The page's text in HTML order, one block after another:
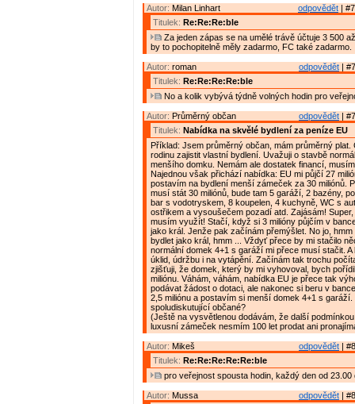
odpovědět |
Autor: Milan Linhart
Titulek: Re:Re:Re:ble
Za jeden zápas se na umělé trávě účtuje 3 500
by to pochopitelně měly zadarmo, FC také zadarmo.
odpovědět |
Autor: roman
Titulek: Re:Re:Re:Re:ble
No a kolik vybývá týdně volných hodin pro
odpovědět |
Autor: Průměrný občan
Titulek: Nabídka na skvělé bydlení za peníze EU
Příklad: Jsem průměrný občan, mám průměrný plat.
rodinu zajistit vlastní bydlení. Uvažuji o stavbě
menšího domku. Nemám ale dostatek financí,
Najednou však přichází nabídka: EU mi půjčí 27
postavím na bydlení menší zámeček za 30 miliónů.
musí stát 30 miliónů, bude tam 5 garáží, 2 bazény,
bar s vodotryskem, 8 koupelen, 4 kuchyně, WC s
ostřikem a vysoušečem pozadí atd. Zajásám!
musím využít! Stačí, když si 3 milióny půjčím v
jako král. Jenže pak začínám přemýšlet. No jo, hmm
bydlet jako král, hmm ... Vždyť přece by mi stačilo
normální domek 4+1 s garáží mi přece musí stačit. A
úklid, údržbu i na vytápění. Začínám tak trochu
zjišťuji, že domek, který by mi vyhovoval, bych
miliónu. Váhám, váhám, nabídka EU je přece tak
podávat žádost o dotaci, ale nakonec si beru v
2,5 miliónu a postavím si menší domek 4+1 s
spoludiskutující občané?
(Ještě na vysvětlenou dodávám, že další
luxusní zámeček nesmím 100 let prodat ani
odpovědět |
Autor: Mikeš
Titulek: Re:Re:Re:Re:Re:ble
pro veřejnost spousta hodin, každý den od 23.00
odpovědět |
Autor: Mussa